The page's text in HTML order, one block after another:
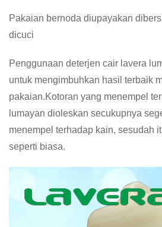
Pakaian bernoda diupayakan
dicuci
Penggunaan deterjen cair lavera
untuk mengimbuhkan hasil terbaik
pakaian.Kotoran yang menempel
lumayan dioleskan secukupnya
menempel terhadap kain, sesudah
seperti biasa.